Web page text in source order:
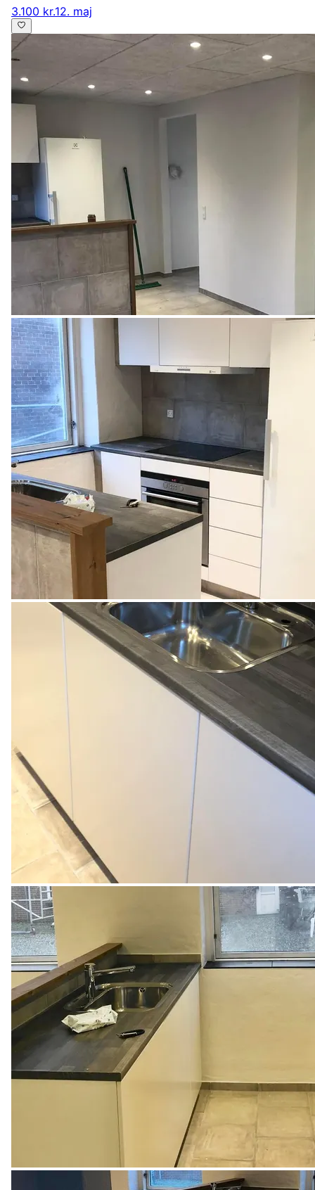
3.100 kr.12. maj